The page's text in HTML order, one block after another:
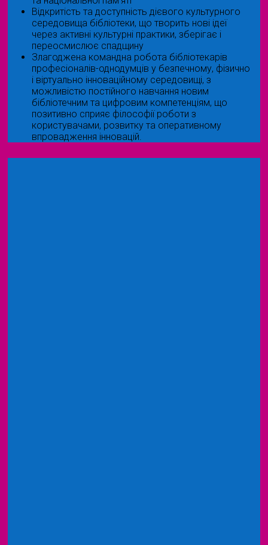
Відкритість та доступність дієвого культурного
середовища бібліотеки, що творить нові ідеї
через активні культурні практики, зберігає і
переосмислює спадщину
Злагоджена командна робота бібліотекарів
професіоналів-однодумців у безпечному, фізично
і віртуально інноваційному середовищі, з
можливістю постійного навчання новим
бібліотечним та цифровим компетенціям, що
позитивно сприяє філософії роботи з
користувачами, розвитку та оперативному
впровадження інновацій.